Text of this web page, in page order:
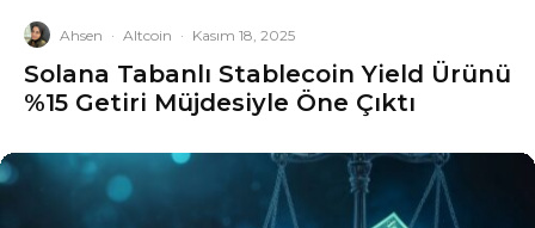
Ahsen · Altcoin · Kasım 18, 2025
Solana Tabanlı Stablecoin Yield Ürünü
%15 Getiri Müjdesiyle Öne Çıktı